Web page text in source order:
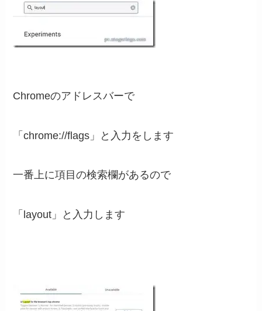
Chromeのアドレスバーで
「chrome://flags」と入力をします
一番上に項目の検索欄があるので
「layout」と入力します